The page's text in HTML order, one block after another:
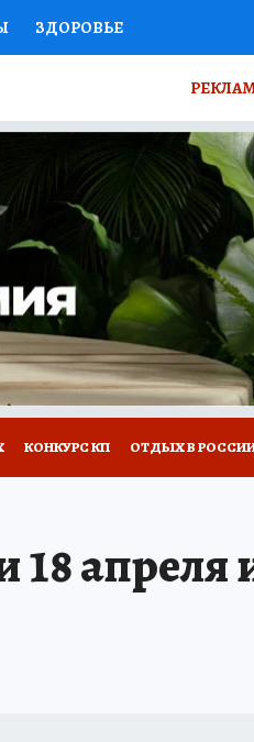
ЗДОРОВЬЕ
ПУТЕВОДИТЕЛЬ
ЖЕЛЕЗА ТУРИЗМ
ВСЕ О КП РАДИО КП
КОНКУРС КП ОТДЫХ В
18 апреля